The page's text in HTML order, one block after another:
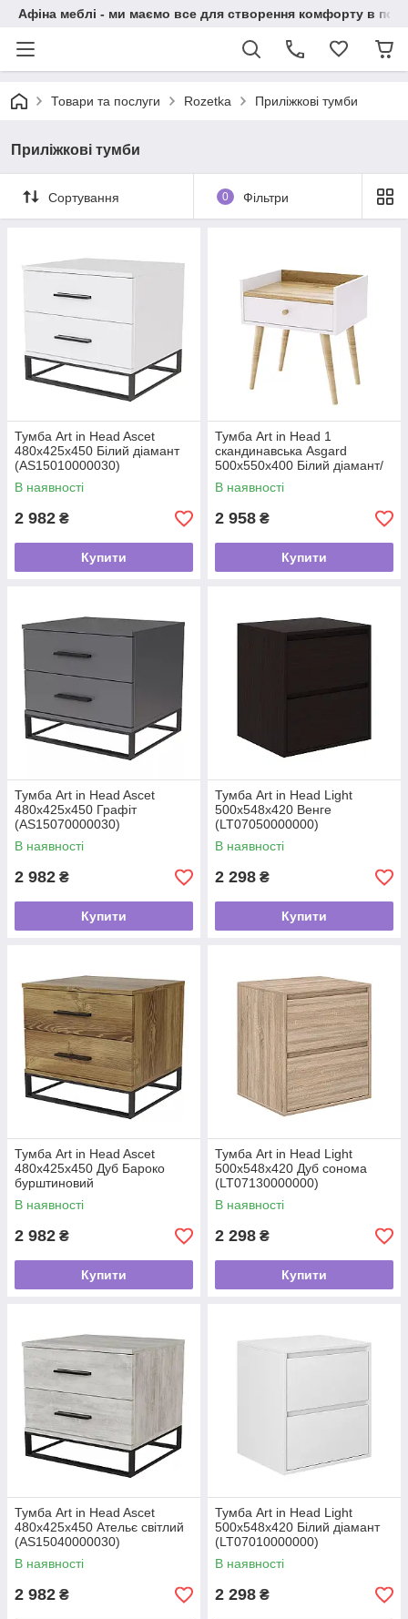
Афіна меблі - ми маємо все для створення комфорту в
Товари та послуги Rozetka Приліжкові тумби
Приліжкові тумби
Сортування 0 Фільтри
Тумба Art in Head Ascet
480x425x450 Білий діамант
(AS15010000030)
В наявності
2 982 ₴
Купити
Тумба Art in Head 1
скандинавська Asgard
500x550x400 Білий діамант/
Дуб крафт золотий
(AG06011200000)
В наявності
2 958 ₴
Купити
Тумба Art in Head Ascet
480x425x450 Графіт
(AS15070000030)
В наявності
2 982 ₴
Купити
Тумба Art in Head Light
500x548x420 Венге
(LT07050000000)
В наявності
2 298 ₴
Купити
Тумба Art in Head Asсet
480x425x450 Дуб Бароко
бурштиновий
(AS15080000030)
В наявності
2 982 ₴
Купити
Тумба Art in Head Light
500x548x420 Дуб сонома
(LT07130000000)
В наявності
2 298 ₴
Купити
Тумба Art in Head Asсet
480x425x450 Ательє світлий
(AS15040000030)
В наявності
2 982 ₴
Тумба Art in Head Light
500x548x420 Білий діамант
(LT07010000000)
В наявності
2 298 ₴